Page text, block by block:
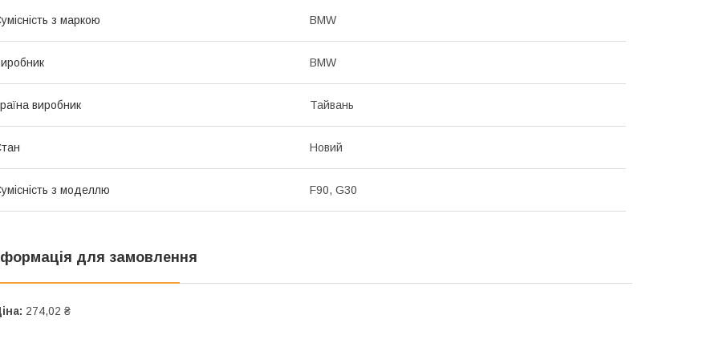
з маркою BMW
BMW
виробник Тайвань
Новий
з моделлю F90, G30
для замовлення
274,02 ₴